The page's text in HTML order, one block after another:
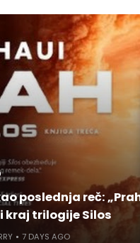
poslednja reč:
kraj trilogije Silos
7 DAYS AGO